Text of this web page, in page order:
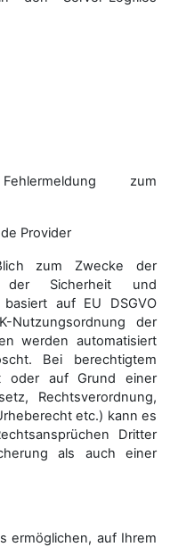
zum
Provider
zum Zwecke der
der Sicherheit und
auf EU DSGVO
der
werden auto­matisiert
Bei berechtigtem
oder auf Grund einer
Rechtsverordnung,
etc.) kann es
Dritter
als auch einer
ermöglichen, auf Ihrem